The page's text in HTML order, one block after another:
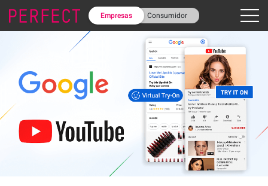
Empresas Consumidor